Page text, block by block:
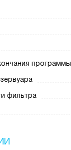
программы
фильтра